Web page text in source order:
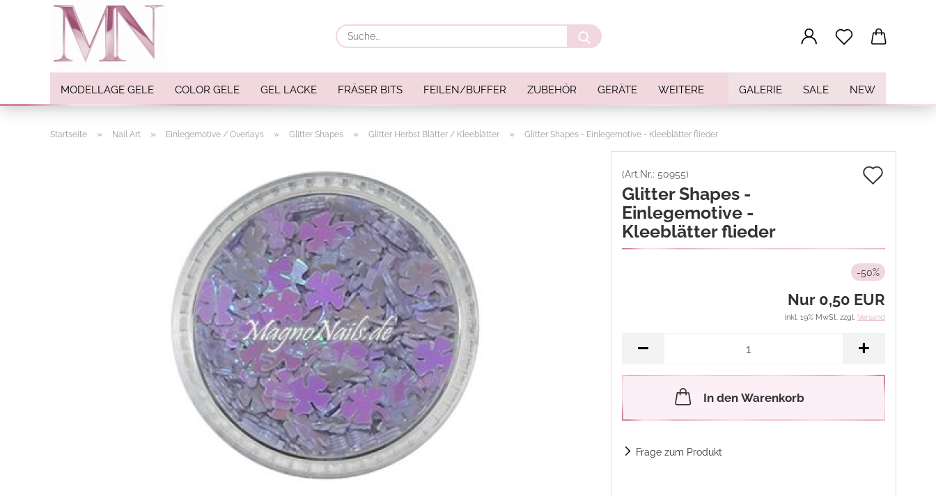
Suche...
MODELLAGE GELE COLOR GELE GEL LACKE FRÄSER BITS FEILEN/BUFFER ZUBEHÖR GERÄTE GALERIE SALE NEW
WEITERE
Nail Sticker
Nail Art Folien
Nail Stamping
Glitter
INK Colors
Nail Art Sets
Airbrush
3D Nail Formen
Feine Acrylfarbe / Aquarell
Nail Piercing
Startseite » Nail Art » Einlegemotive / Overlays » Glitter Shapes » Glitter Herbst Blätter / Kleeblätter » Glitter Shapes - Einlegemotive - Kleeblätter flieder
(Art.Nr.: 50955)
Glitter Shapes -
Einlegemotive -
Kleeblätter flieder
-50%
Nur 0,50 EUR
inkl. 19% MwSt. zzgl. Versand
In den Warenkorb
Frage zum Produkt